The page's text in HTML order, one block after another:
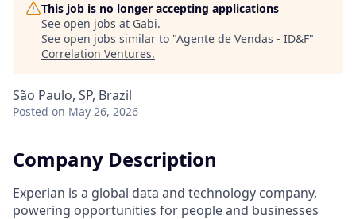
This job is no longer accepting applications
See open jobs at Gabi.
See open jobs similar to "Agente de Vendas - ID&F"
Correlation Ventures.
São Paulo, SP, Brazil
Posted on May 26, 2026
Company Description
Experian is a global data and technology company,
powering opportunities for people and businesses